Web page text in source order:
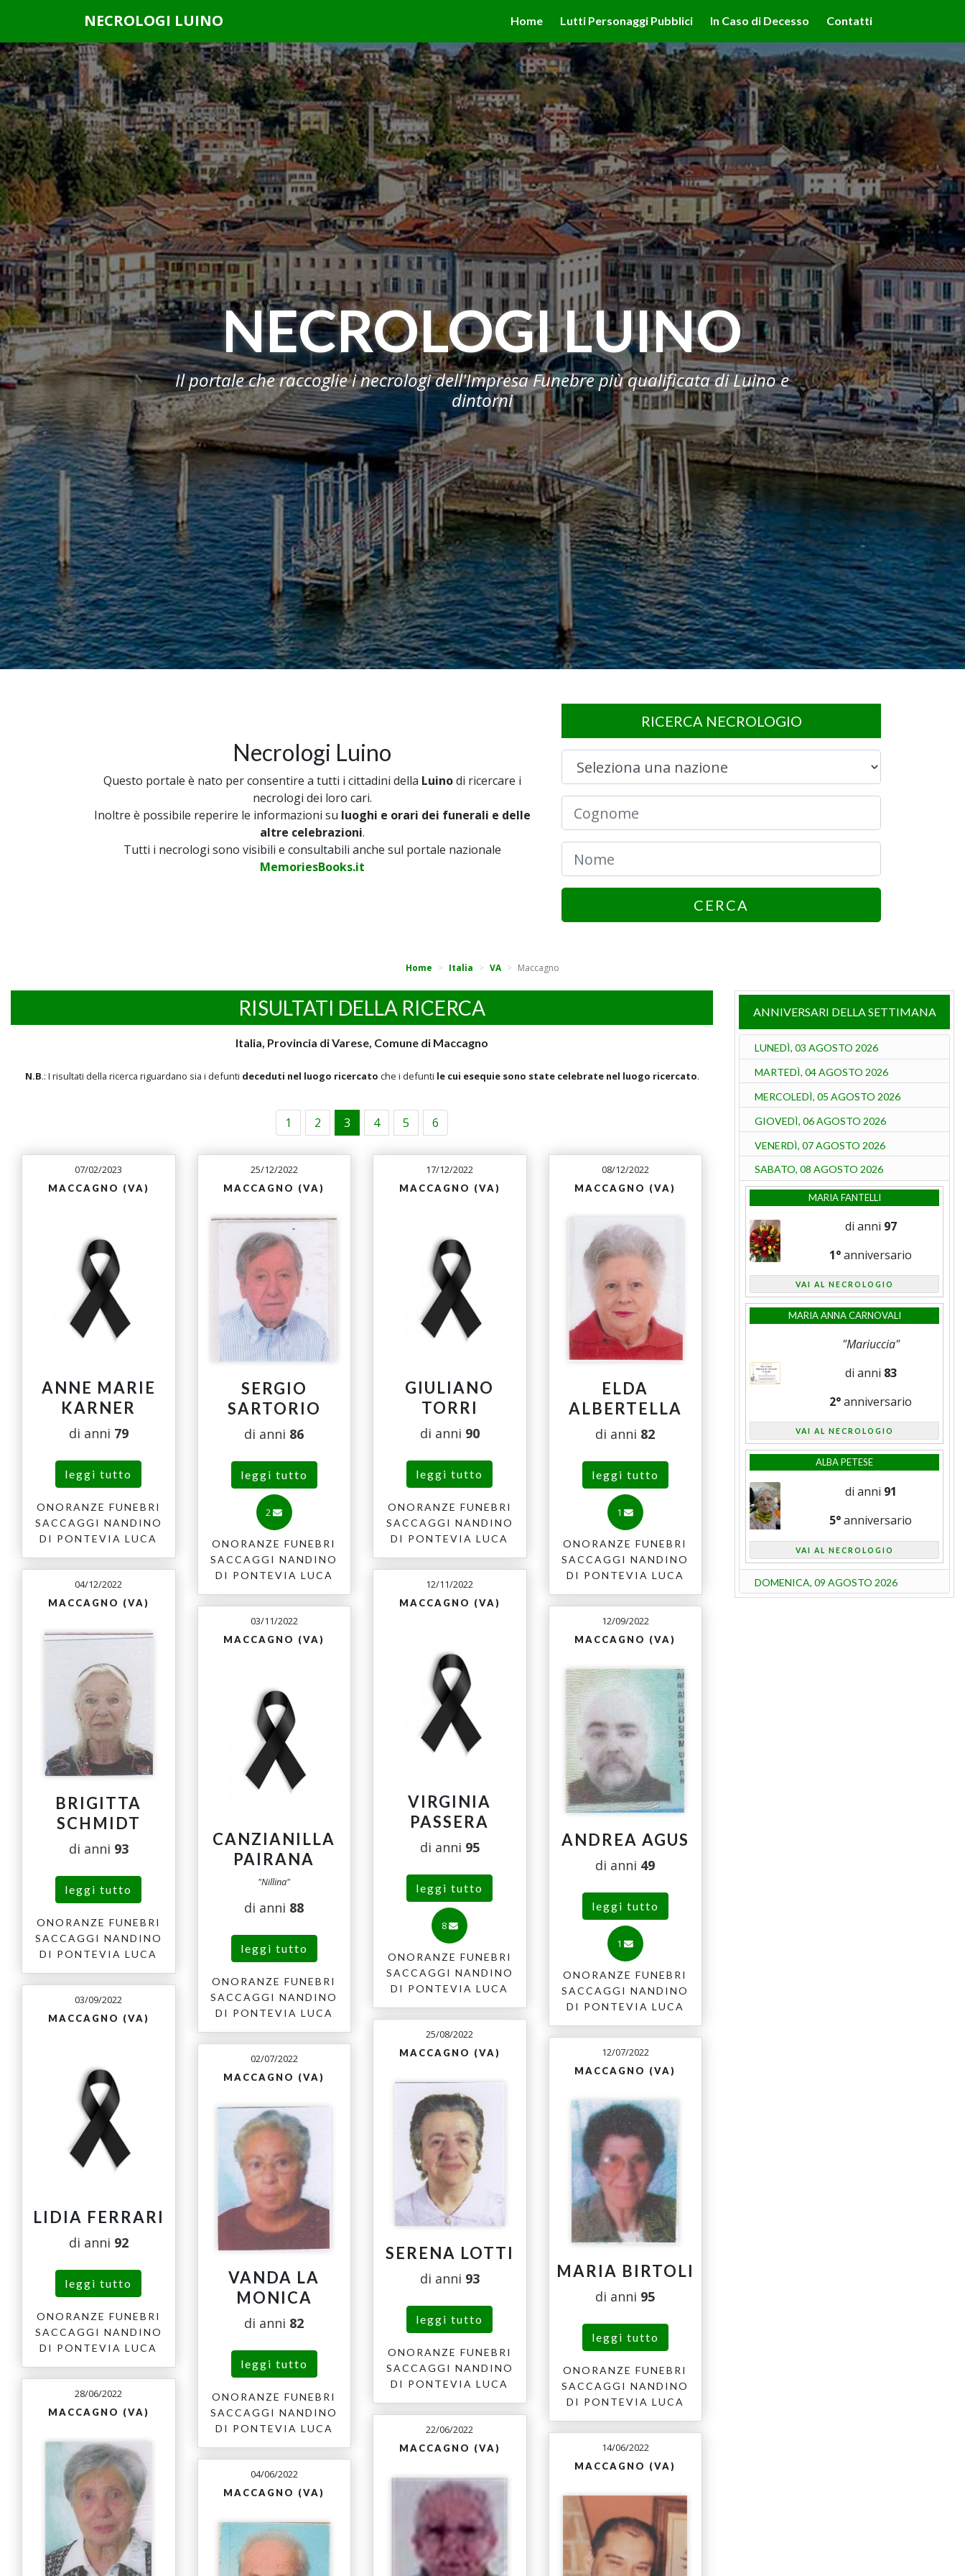
NECROLOGI LUINO Home Lutti Personaggi Pubblici In Caso di Decesso Contatti
NECROLOGI LUINO
Il portale che raccoglie i necrologi dell'Impresa Funebre più qualificata di Luino e
dintorni
Necrologi Luino
Questo portale è nato per consentire a tutti i cittadini della Luinodi ricercare i
necrologi dei loro cari.
Inoltre è possibile reperire le informazioni su luoghi e orari dei funerali e delle
altre celebrazioni.
Tutti i necrologi sono visibili e consultabili anche sul portale nazionale
MemoriesBooks.it
RICERCA NECROLOGIO
CERCA
Home Italia VA Maccagno
RISULTATI DELLA RICERCA
Italia, Provincia di Varese, Comune di Maccagno
N.B.: I risultati della ricerca riguardano sia i defunti deceduti nel luogo ricercato che i defunti le cui esequie sono state celebrate nel luogo ricercato.
1 2 3 4 5 6
07/02/2023
MACCAGNO (VA)
ANNE MARIE
KARNER
di anni 79
leggi tutto
ONORANZE FUNEBRI
SACCAGGI NANDINO
DI PONTEVIA LUCA
25/12/2022
MACCAGNO (VA)
SERGIO
SARTORIO
di anni 86
leggi tutto
2
ONORANZE FUNEBRI
SACCAGGI NANDINO
DI PONTEVIA LUCA
17/12/2022
MACCAGNO (VA)
GIULIANO
TORRI
di anni 90
leggi tutto
ONORANZE FUNEBRI
SACCAGGI NANDINO
DI PONTEVIA LUCA
08/12/2022
MACCAGNO (VA)
ELDA
ALBERTELLA
di anni 82
leggi tutto
1
ONORANZE FUNEBRI
SACCAGGI NANDINO
DI PONTEVIA LUCA
04/12/2022
MACCAGNO (VA)
BRIGITTA
SCHMIDT
di anni 93
leggi tutto
ONORANZE FUNEBRI
SACCAGGI NANDINO
DI PONTEVIA LUCA
12/11/2022
MACCAGNO (VA)
VIRGINIA
PASSERA
di anni 95
leggi tutto
8
ONORANZE FUNEBRI
SACCAGGI NANDINO
DI PONTEVIA LUCA
03/11/2022
MACCAGNO (VA)
CANZIANILLA
PAIRANA
"Nillina"
di anni 88
leggi tutto
ONORANZE FUNEBRI
SACCAGGI NANDINO
DI PONTEVIA LUCA
12/09/2022
MACCAGNO (VA)
ANDREA AGUS
di anni 49
leggi tutto
1
ONORANZE FUNEBRI
SACCAGGI NANDINO
DI PONTEVIA LUCA
03/09/2022
MACCAGNO (VA)
LIDIA FERRARI
di anni 92
leggi tutto
ONORANZE FUNEBRI
SACCAGGI NANDINO
DI PONTEVIA LUCA
25/08/2022
MACCAGNO (VA)
SERENA LOTTI
di anni 93
leggi tutto
ONORANZE FUNEBRI
SACCAGGI NANDINO
DI PONTEVIA LUCA
12/07/2022
MACCAGNO (VA)
MARIA BIRTOLI
di anni 95
leggi tutto
ONORANZE FUNEBRI
SACCAGGI NANDINO
DI PONTEVIA LUCA
02/07/2022
MACCAGNO (VA)
VANDA LA
MONICA
di anni 82
leggi tutto
ONORANZE FUNEBRI
SACCAGGI NANDINO
DI PONTEVIA LUCA
28/06/2022
MACCAGNO (VA)
22/06/2022
MACCAGNO (VA) 14/06/2022
MACCAGNO (VA)
04/06/2022
MACCAGNO (VA)
ANNIVERSARI DELLA SETTIMANA
LUNEDÌ, 03 AGOSTO 2026
MARTEDÌ, 04 AGOSTO 2026
MERCOLEDÌ, 05 AGOSTO 2026
GIOVEDÌ, 06 AGOSTO 2026
VENERDÌ, 07 AGOSTO 2026
SABATO, 08 AGOSTO 2026
MARIA FANTELLI
di anni 97
1°anniversario
VAI AL NECROLOGIO
MARIA ANNA CARNOVALI
"Mariuccia"
di anni 83
2°anniversario
VAI AL NECROLOGIO
ALBA PETESE
di anni 91
5°anniversario
VAI AL NECROLOGIO
DOMENICA, 09 AGOSTO 2026
scorrendo questa pagina, cliccando su un link o proseguendo la navigazione in altra maniera, acconsenti all'uso dei cookie. Ulteriori informazioni